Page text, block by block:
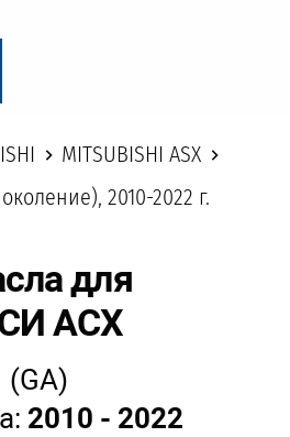
MITSUBISHI ASX
2010-2022 г.
для
АСХ
(GA)
2010 - 2022